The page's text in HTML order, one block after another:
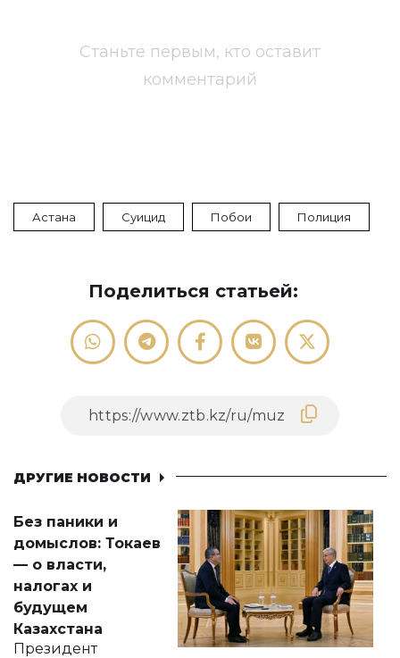
Станьте первым, кто оставит
комментарий
Астана Суицид Побои Полиция
Поделиться статьей:
ДРУГИЕ НОВОСТИ
Без паники и
домыслов: Токаев
— о власти,
налогах и
будущем
Казахстана
Президент